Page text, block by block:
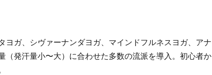
ヨガ、シヴァーナンダヨガ、マインドフルネスヨガ、アナ
（発汗量小〜大）に合わせた多数の流派を導入。初心者か